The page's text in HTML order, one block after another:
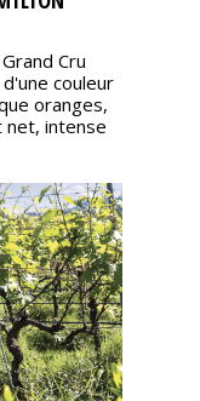
Cru
couleur
oranges,
net, intense